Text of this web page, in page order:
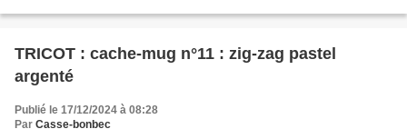
Voici le motif...
TRICOT : cache-mug n°11 : zig-zag pastel
argenté
Publié le 17/12/2024 à 08:28
Par Casse-bonbec